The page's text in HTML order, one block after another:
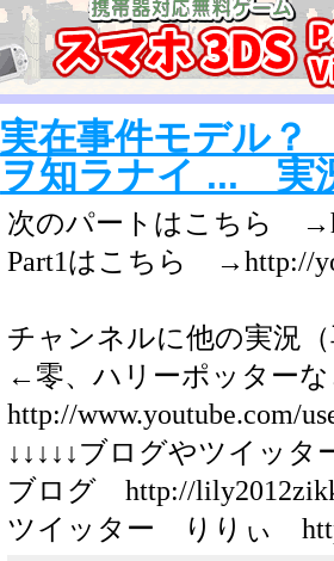
実在事件モデル
ヲ知ラナイ ... 実
次のパートはこちら
Part1はこちら →http://
チャンネルに他の実況
←零、ハリーポッター
http://www.youtube.com/
↓↓↓↓↓ブログやツイッタ
ブログ http://
ツイッター りりぃ